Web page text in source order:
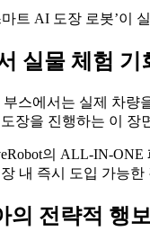
트 AI 도장 로봇’이
실물 체험 기
부스에서는 실제 차
장을 진행하는 이 장
의 ALL-IN-ONE
내 즉시 도입 가능한
의 전략적 행